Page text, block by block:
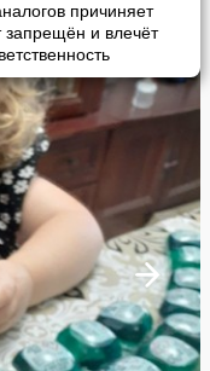
причиняет
запрещён и влечёт